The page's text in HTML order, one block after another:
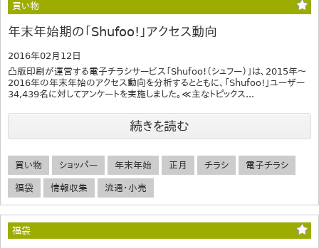
買い物
年末年始期の「Shufoo!」アクセス動向
2016年02月12日
凸版印刷が運営する電子チラシサービス「Shufoo!（シュフー）」は、2015年～
2016年の年末年始のアクセス動向を分析するとともに、「Shufoo!」ユーザー
34,439名に対してアンケートを実施しました。≪主なトピックス...
続きを読む
買い物 ショッパー 年末年始 正月 チラシ 電子チラシ
福袋 情報収集 流通・小売
福袋